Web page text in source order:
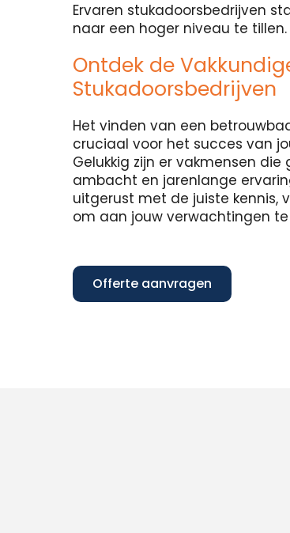
Ervaren stukadoorsbedrijven
naar een hoger niveau te tillen.
Ontdek de
Stukadoorsbedrijven
Het vinden van een
cruciaal voor het succes van
Gelukkig zijn er vakmensen
ambacht en jarenlange
uitgerust met de juiste kennis,
om aan jouw verwachtingen
Offerte aanvragen